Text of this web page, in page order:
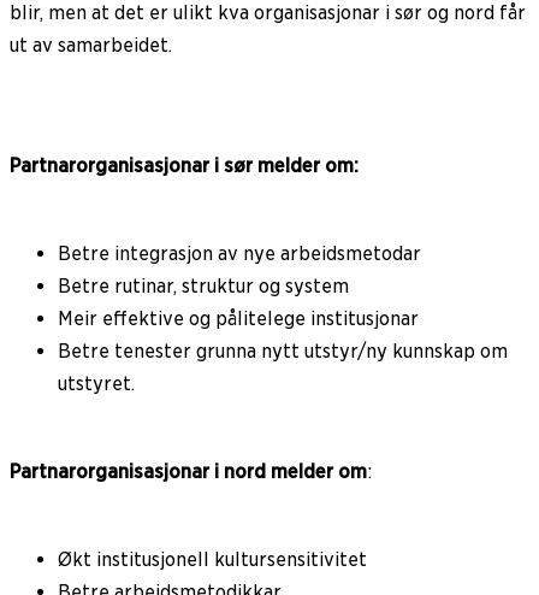
blir, men at det er ulikt kva organisasjonar i sør og nord får
ut av samarbeidet.
Partnarorganisasjonar i sør melder om:
Betre integrasjon av nye arbeidsmetodar
Betre rutinar, struktur og system
Meir effektive og pålitelege institusjonar
Betre tenester grunna nytt utstyr/ny kunnskap om
utstyret.
Partnarorganisasjonar i nord melder om:
Økt institusjonell kultursensitivitet